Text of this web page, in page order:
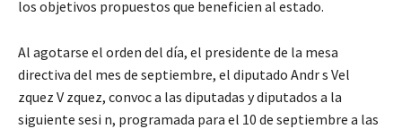
los objetivos propuestos que beneficien al estado.
Al agotarse el orden del día, el presidente de la mesa
directiva del mes de septiembre, el diputado Andr s Vel
zquez V zquez, convoc a las diputadas y diputados a la
siguiente sesi n, programada para el 10 de septiembre a las